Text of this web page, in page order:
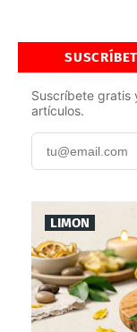
Suscríbete gratis
artículos.
LIMON